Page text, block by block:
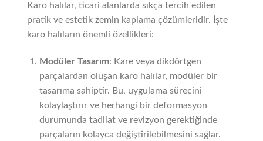
Karo halılar, ticari alanlarda sıkça tercih edilen
pratik ve estetik zemin kaplama çözümleridir. İşte
karo halıların önemli özellikleri:
Modüler Tasarım: Kare veya dikdörtgen
parçalardan oluşan karo halılar, modüler bir
tasarıma sahiptir. Bu, uygulama sürecini
kolaylaştırır ve herhangi bir deformasyon
durumunda tadilat ve revizyon gerektiğinde
parçaların kolayca değiştirilebilmesini sağlar.